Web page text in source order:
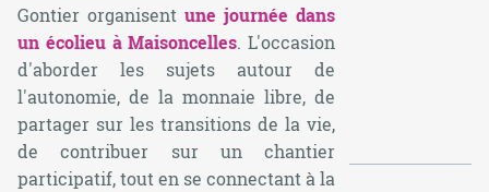
Gontier organisentune journée dans
un écolieu à Maisoncelles. L'occasion
d'aborder les sujets autour de
l'autonomie, de la monnaie libre, de
partager sur les transitions de la vie,
de contribuer sur un chantier
participatif, tout en se connectant à la